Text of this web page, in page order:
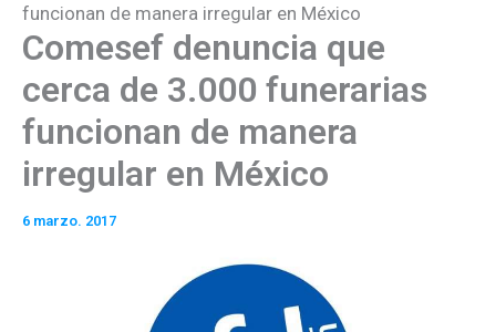
funcionan de manera irregular en México
Comesef denuncia que
cerca de 3.000 funerarias
funcionan de manera
irregular en México
6 marzo. 2017